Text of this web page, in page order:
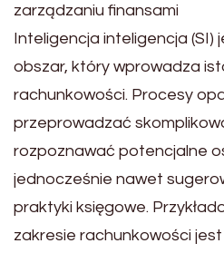
zarządzaniu finansami
Inteligencja inteligencja (SI)
obszar, który wprowadza
rachunkowości. Procesy
przeprowadzać
rozpoznawać potencjalne
jednocześnie nawet
praktyki księgowe.
zakresie rachunkowości